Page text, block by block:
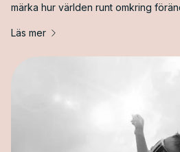
märka hur världen runt omkring
2017 samlade
Läs mer